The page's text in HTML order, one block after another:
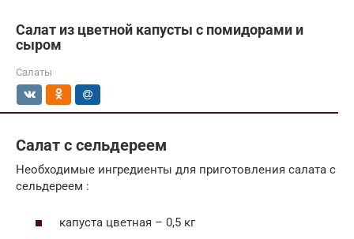
Салат из цветной капусты с помидорами и
сыром
Салаты
Салат с сельдереем
Необходимые ингредиенты для приготовления салата с
сельдереем :
капуста цветная – 0,5 кг